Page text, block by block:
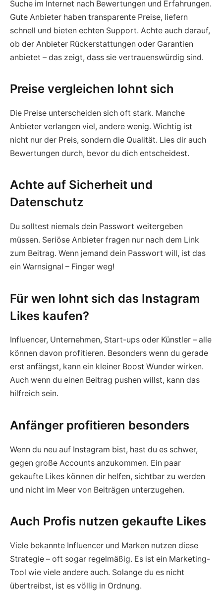
Suche im Internet nach Bewertungen und Erfahrungen.
Gute Anbieter haben transparente Preise, liefern
schnell und bieten echten Support. Achte auch darauf,
ob der Anbieter Rückerstattungen oder Garantien
anbietet – das zeigt, dass sie vertrauenswürdig sind.
Preise vergleichen lohnt sich
Die Preise unterscheiden sich oft stark. Manche
Anbieter verlangen viel, andere wenig. Wichtig ist
nicht nur der Preis, sondern die Qualität. Lies dir auch
Bewertungen durch, bevor du dich entscheidest.
Achte auf Sicherheit und
Datenschutz
Du solltest niemals dein Passwort weitergeben
müssen. Seriöse Anbieter fragen nur nach dem Link
zum Beitrag. Wenn jemand dein Passwort will, ist das
ein Warnsignal – Finger weg!
Für wen lohnt sich das Instagram
Likes kaufen?
Influencer, Unternehmen, Start-ups oder Künstler – alle
können davon profitieren. Besonders wenn du gerade
erst anfängst, kann ein kleiner Boost Wunder wirken.
Auch wenn du einen Beitrag pushen willst, kann das
hilfreich sein.
Anfänger profitieren besonders
Wenn du neu auf Instagram bist, hast du es schwer,
gegen große Accounts anzukommen. Ein paar
gekaufte Likes können dir helfen, sichtbar zu werden
und nicht im Meer von Beiträgen unterzugehen.
Auch Profis nutzen gekaufte Likes
Viele bekannte Influencer und Marken nutzen diese
Strategie – oft sogar regelmäßig. Es ist ein Marketing-
Tool wie viele andere auch. Solange du es nicht
übertreibst, ist es völlig in Ordnung.